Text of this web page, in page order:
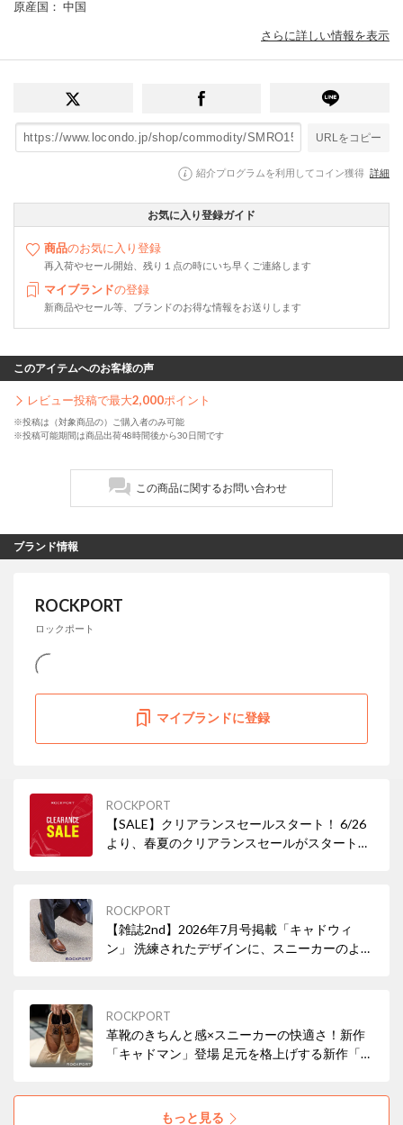
原産国 ： 中国
さらに詳しい情報を表示
URLをコピー
紹介プログラムを利用してコイン獲得 詳細
お気に入り登録ガイド
商品のお気に入り登録
再入荷やセール開始、残り１点の時にいち早くご連絡します
マイブランドの登録
新商品やセール等、ブランドのお得な情報をお送りします
このアイテムへのお客様の声
レビュー投稿で最大2,000ポイント
※投稿は（対象商品の）ご購入者のみ可能
※投稿可能期間は商品出荷48時間後から30日間です
この商品に関するお問い合わせ
ブランド情報
ROCKPORT
ロックポート
マイブランドに登録
ROCKPORT
【SALE】クリアランスセールスタート！ 6/26
より、春夏のクリアランスセールがスタートい
ROCKPORT
【雑誌2nd】2026年7月号掲載「キャドウィ
ン」 洗練されたデザインに、スニーカーのよう
ROCKPORT
革靴のきちんと感×スニーカーの快適さ！新作
「キャドマン」登場 足元を格上げする新作「キ
ッション性と独自のソール構造で、一日中歩き
もっと見る